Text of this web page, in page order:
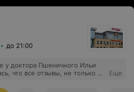
до 21:00
у доктора Пшеничного Ильи
что все отзывы, не только на
высокая оценка. Спасибо
Еще